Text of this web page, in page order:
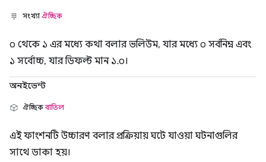
সংখ্যাঐচ্ছিক
০ থেকে ১ এর মধ্যে কথা বলার ভলিউম, যার মধ্যে ০ সর্বনিম্ন এবং
১ সর্বোচ্চ, যার ডিফল্ট মান ১.০।
অনইভেন্ট
ঐচ্ছিকবাতিল
এই ফাংশনটি উচ্চারণ বলার প্রক্রিয়ায় ঘটে যাওয়া ঘটনাগুলির
সাথে ডাকা হয়।